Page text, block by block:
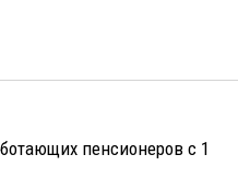
пенсионеров с 1